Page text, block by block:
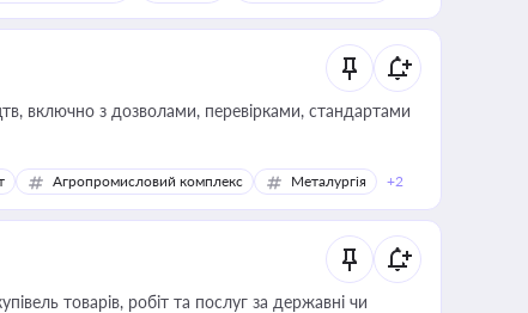
включно з дозволами, перевірками, стандартами
Агропромисловий комплекс Металургія +2
товарів, робіт та послуг за державні чи